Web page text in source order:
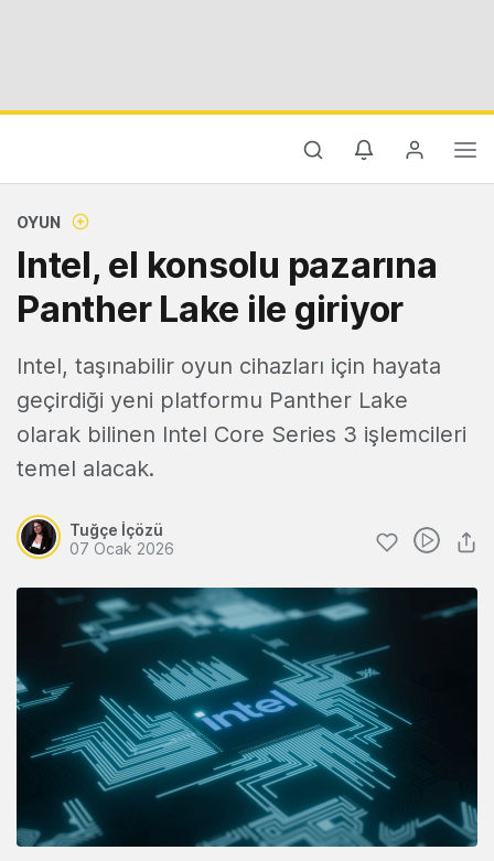
OYUN
Intel, el konsolu pazarına
Panther Lake ile giriyor
Intel, taşınabilir oyun cihazları için hayata
geçirdiği yeni platformu Panther Lake
olarak bilinen Intel Core Series 3 işlemcileri
temel alacak.
Tuğçe İçözü
07 Ocak 2026